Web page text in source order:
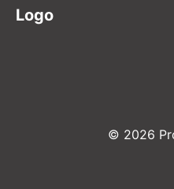
Logo
© 2026